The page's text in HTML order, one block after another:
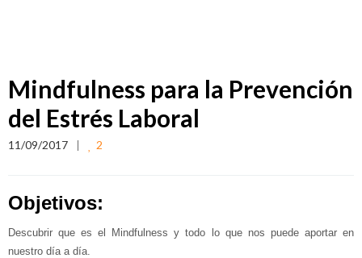
Mindfulness para la Prevención
del Estrés Laboral
11/09/2017 2
Objetivos:
Descubrir que es el Mindfulness y todo lo que nos puede aportar en
nuestro día a día.